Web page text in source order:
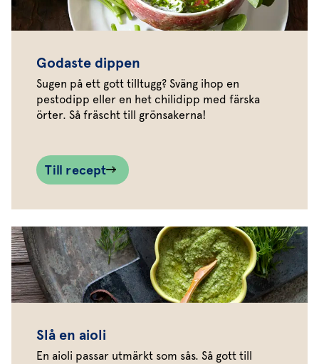
Godaste dippen
Sugen på ett gott tilltugg? Sväng ihop en
pestodipp eller en het chilidipp med färska
örter. Så fräscht till grönsakerna!
Till recept
Slå en aioli
En aioli passar utmärkt som sås. Så gott till